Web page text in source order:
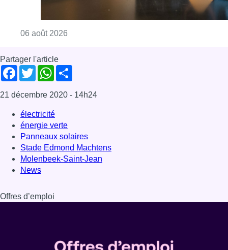
06 août 2026
Partager l'article
Facebook
TwitterWhatsApp
21 décembre 2020 - 14h24
électricité
énergie verte
Panneaux solaires
Stade Edmond Machtens
Molenbeek-Saint-Jean
News
Offres d’emploi